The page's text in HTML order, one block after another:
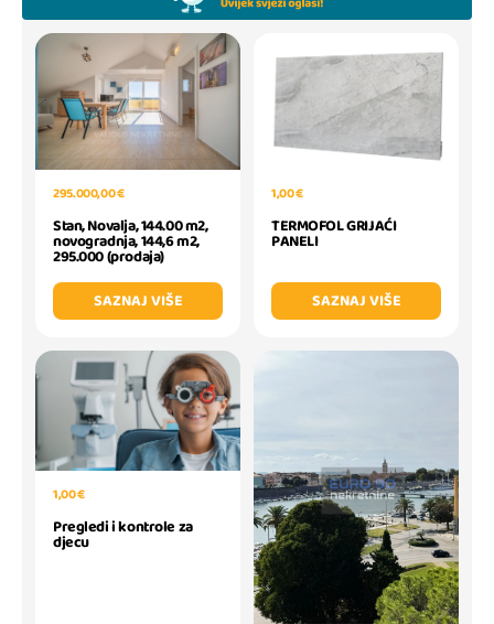
295.000,00 €
Stan, Novalja, 144.00 m2,
novogradnja, 144,6 m2,
295.000 (prodaja)
SAZNAJ VIŠE
1,00 €
TERMOFOL GRIJAĆI
PANELI
SAZNAJ VIŠE
1,00 €
Pregledi i kontrole za
djecu